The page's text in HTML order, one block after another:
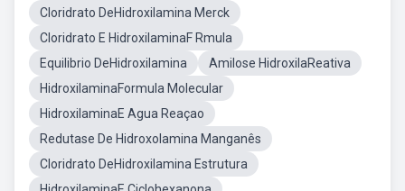
Cloridrato DeHidroxilamina Merck
Cloridrato E HidroxilaminaF Rmula
Equilibrio DeHidroxilamina
Amilose HidroxilaReativa
HidroxilaminaFormula Molecular
HidroxilaminaE Agua Reaçao
Redutase De Hidroxolamina Manganês
Cloridrato DeHidroxilamina Estrutura